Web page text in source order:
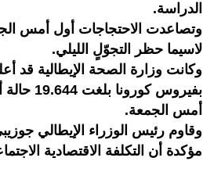
الدراسة.
وتصاعدت الاحتجاجات أول أمس
لاسيما حظر التجوّلٍ الليلي.
وكانت وزارة الصحة الإيطالية قد
أمس الجمعة.
وقاوم رئيس الوزراء الإيطالي
مؤكدة أن التكلفة الاقتصادية